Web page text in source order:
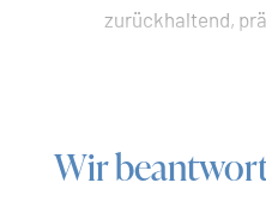
zurückhaltend,
Wir